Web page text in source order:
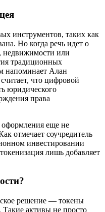
инструментов, таких как
Но когда речь идет о
недвижимости или
традиционных
напоминает Алан
что цифровой
юридического
права
еще не
отмечает соучредитель
инвестировании
лишь добавляет
решение — токены
активы не просто